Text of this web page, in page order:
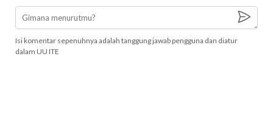
Isi komentar sepenuhnya adalah tanggung jawab pengguna dan diatur
dalam UU ITE